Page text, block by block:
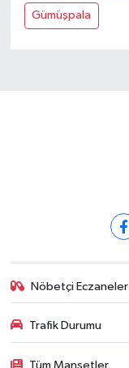
Gümüşpala
Nöbetçi Eczaneler
Trafik Durumu
Tüm Manşetler